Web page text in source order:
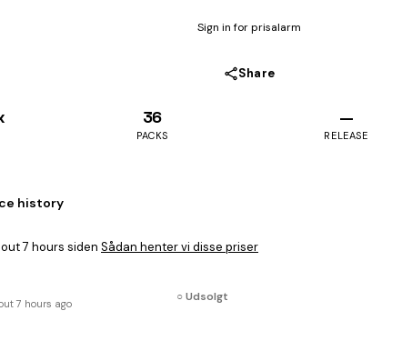
Sign in for prisalarm
Share
36
PACKS
—
RELEASE
history
7 hours siden Sådan henter vi disse priser
7 hours ago ○ Udsolgt